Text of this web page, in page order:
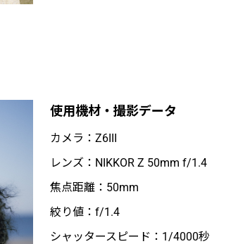
使用機材・撮影データ
カメラ：Z6III
レンズ：NIKKOR Z 50mm f/1.4
焦点距離：50mm
絞り値：f/1.4
シャッタースピード：1/4000秒